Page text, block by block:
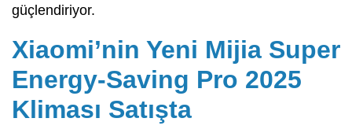
güçlendiriyor.
Xiaomi’nin Yeni Mijia Super
Energy-Saving Pro 2025
Kliması Satışta